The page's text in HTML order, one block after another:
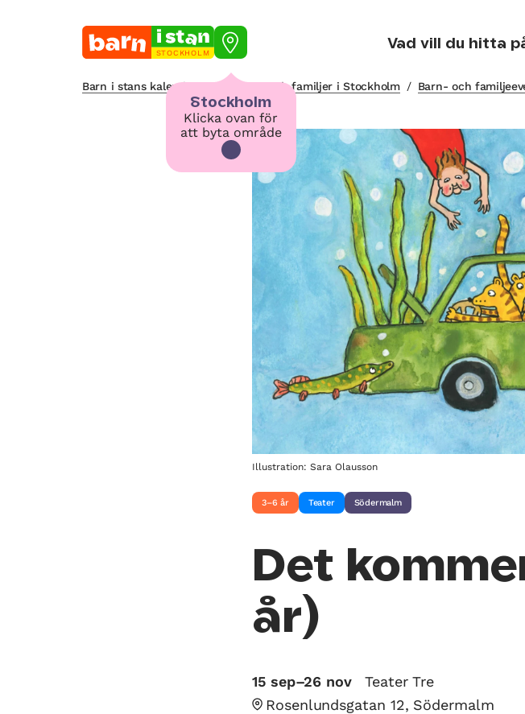
STOCKHOLM
Stockholm
Klicka ovan för
att byta område
Vad vill du hitta
Barn i stans kalendarium för barn och familjer i Stockholm / Barn- och
Illustration: Sara Olausson
3–6 år Teater Södermalm
Det
år)
15 sep–26 nov
Teater Tre
Rosenlundsgatan 12, Södermalm